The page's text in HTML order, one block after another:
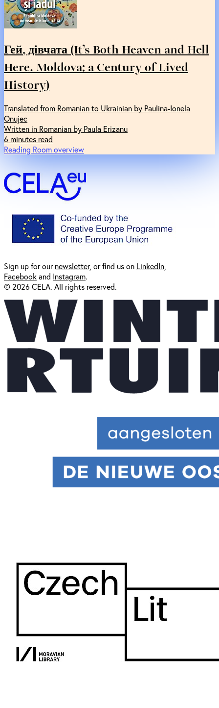
Гей, дівчата (It’s Both Heaven and Hell
Here. Moldova: a Century of Lived
History)
Translated from Romanian to Ukrainian by Paulina-Ionela
Onujec
Written in Romanian by Paula Erizanu
6 minutes read
Reading Room overview
Sign up for ournewsletter, or find us on LinkedIn
Facebookand Instagram.
© 2026 CELA. All rights reserved.